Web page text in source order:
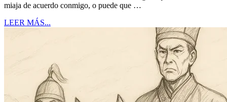
miaja de acuerdo conmigo, o puede que …
LEER MÁS...